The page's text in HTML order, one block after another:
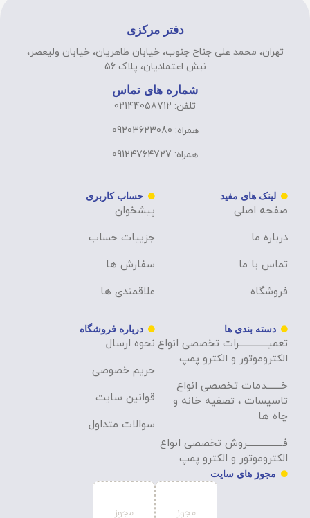
دفتر مرکزی
تهران، محمد علی جناح جنوب، خیابان طاهریان، خیابان ولیعصر،
نبش اعتمادیان، پلاک 56
شماره های تماس
تلفن: 02144058712
همراه: 09203623080
همراه: 09124764727
لینک های مفید
صفحه اصلی
درباره ما
تماس با ما
فروشگاه
حساب کاربری
پیشخوان
جزییات حساب
سفارش ها
علاقمندی ها
دسته بندی ها
تعمیــــــــــــــرات تخصصی انواع
الکتروموتور و الکترو پمپ
خـــــــدمات تخصصی انواع
تاسیسات ، تصفیه خانه و
چاه ها
فـــــــــــــــــروش تخصصی انواع
الکتروموتور و الکترو پمپ
درباره فروشگاه
نحوه ارسال
حریم خصوصی
قوانین سایت
سوالات متداول
مجوز های سایت